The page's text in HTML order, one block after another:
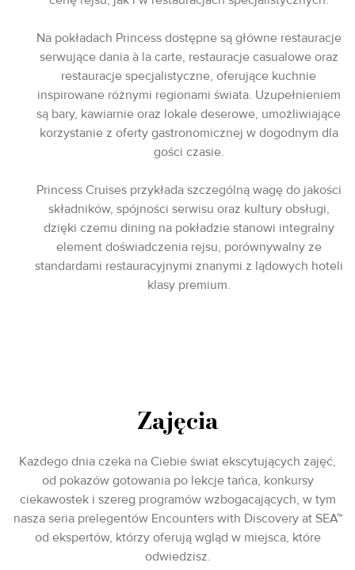
Na pokładach Princess dostępne są główne restauracje
serwujące dania à la carte, restauracje casualowe oraz
restauracje specjalistyczne, oferujące kuchnie
inspirowane różnymi regionami świata. Uzupełnieniem
są bary, kawiarnie oraz lokale deserowe, umożliwiające
korzystanie z oferty gastronomicznej w dogodnym dla
gości czasie.
Princess Cruises przykłada szczególną wagę do jakości
składników, spójności serwisu oraz kultury obsługi,
dzięki czemu dining na pokładzie stanowi integralny
element doświadczenia rejsu, porównywalny ze
standardami restauracyjnymi znanymi z lądowych hoteli
klasy premium.
Zajęcia
Każdego dnia czeka na Ciebie świat ekscytujących zajęć,
od pokazów gotowania po lekcje tańca, konkursy
ciekawostek i szereg programów wzbogacających, w tym
nasza seria prelegentów Encounters with Discovery at SEA™
od ekspertów, którzy oferują wgląd w miejsca, które
odwiedzisz.